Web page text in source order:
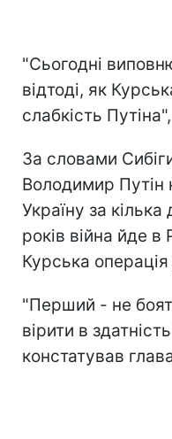
"Сьогодні
відтоді, як
слабкість
За словами
Володимир Путін
Україну за кілька
років війна йде в
Курська
"Перший - не
вірити в
констатував